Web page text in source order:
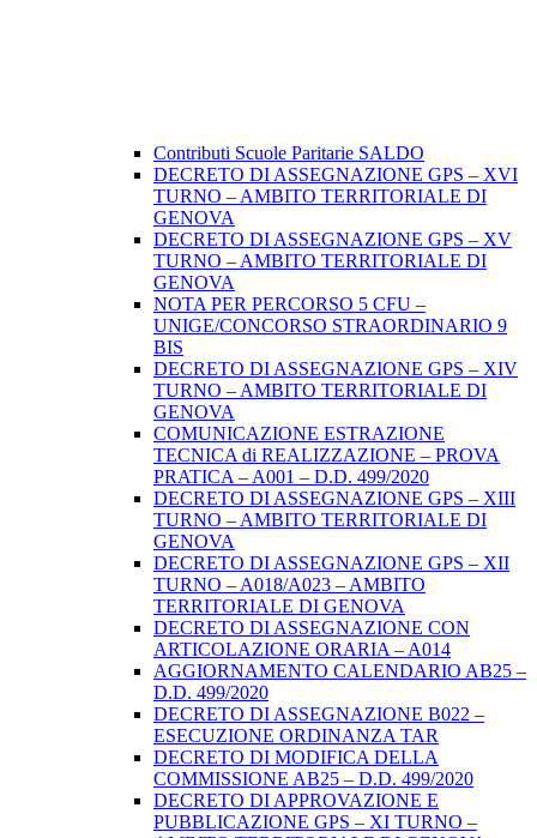
Contributi Scuole Paritarie SALDO
DECRETO DI ASSEGNAZIONE GPS – XVI
TURNO – AMBITO TERRITORIALE DI
GENOVA
DECRETO DI ASSEGNAZIONE GPS – XV
TURNO – AMBITO TERRITORIALE DI
GENOVA
NOTA PER PERCORSO 5 CFU –
UNIGE/CONCORSO STRAORDINARIO 9
BIS
DECRETO DI ASSEGNAZIONE GPS – XIV
TURNO – AMBITO TERRITORIALE DI
GENOVA
COMUNICAZIONE ESTRAZIONE
TECNICA di REALIZZAZIONE – PROVA
PRATICA – A001 – D.D. 499/2020
DECRETO DI ASSEGNAZIONE GPS – XIII
TURNO – AMBITO TERRITORIALE DI
GENOVA
DECRETO DI ASSEGNAZIONE GPS – XII
TURNO – A018/A023 – AMBITO
TERRITORIALE DI GENOVA
DECRETO DI ASSEGNAZIONE CON
ARTICOLAZIONE ORARIA – A014
AGGIORNAMENTO CALENDARIO AB25 –
D.D. 499/2020
DECRETO DI ASSEGNAZIONE B022 –
ESECUZIONE ORDINANZA TAR
DECRETO DI MODIFICA DELLA
COMMISSIONE AB25 – D.D. 499/2020
DECRETO DI APPROVAZIONE E
PUBBLICAZIONE GPS – XI TURNO –